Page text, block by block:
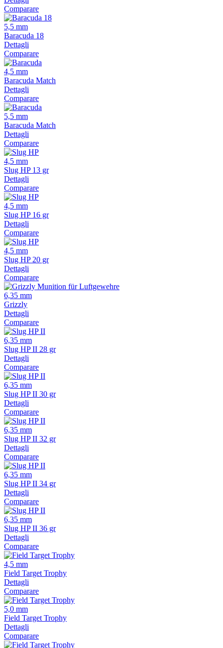
Comparare
5,5 mm
Baracuda 18
Dettagli
Comparare
4,5 mm
Baracuda Match
Dettagli
Comparare
5,5 mm
Baracuda Match
Dettagli
Comparare
4,5 mm
Slug HP 13 gr
Dettagli
Comparare
4,5 mm
Slug HP 16 gr
Dettagli
Comparare
4,5 mm
Slug HP 20 gr
Dettagli
Comparare
6,35 mm
Grizzly
Dettagli
Comparare
6,35 mm
Slug HP II 28 gr
Dettagli
Comparare
6,35 mm
Slug HP II 30 gr
Dettagli
Comparare
6,35 mm
Slug HP II 32 gr
Dettagli
Comparare
6,35 mm
Slug HP II 34 gr
Dettagli
Comparare
6,35 mm
Slug HP II 36 gr
Dettagli
Comparare
4,5 mm
Field Target Trophy
Dettagli
Comparare
5,0 mm
Field Target Trophy
Dettagli
Comparare